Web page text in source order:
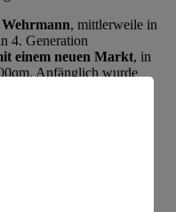
, mittlerweile in
4. Generation
einem neuen Markt, in
Anfänglich wurde
und 1994 jeweils um